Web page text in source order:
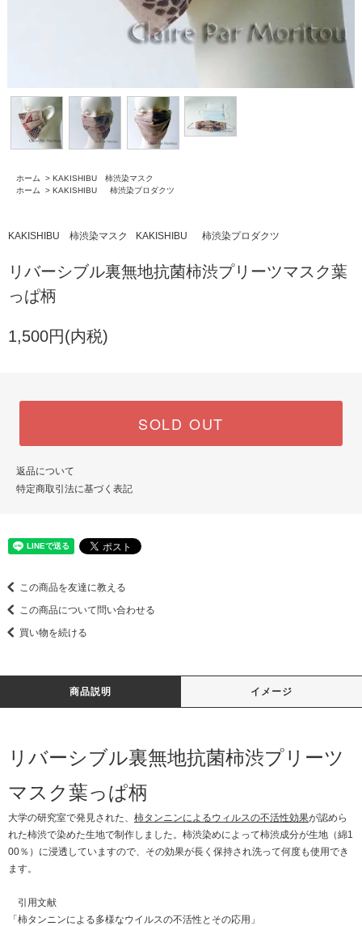
ホーム > KAKISHIBU 柿渋染マスク
ホーム
> KAKISHIBU 柿渋染プロダクツ
KAKISHIBU 柿渋染マスク KAKISHIBU 柿渋染プロダクツ
リバーシブル裏無地抗菌柿渋プリーツマスク葉
っぱ柄
1,500円(内税)
SOLD OUT
返品について
特定商取引法に基づく表記
この商品を友達に教える
この商品について問い合わせる
買い物を続ける
商品説明 イメージ
リバーシブル裏無地抗菌柿渋プリーツ
マスク葉っぱ柄
大学の研究室で発見された、 柿タンニンによるウィルスの不活性効果が認めら
れた柿渋で染めた生地で制作しました。柿渋染めによって柿渋成分が生地（綿1
00％）に浸透していますので、その効果が長く保持され洗って何度も使用でき
ます。
引用文献
「柿タンニンによる多様なウイルスの不活性とその応用」